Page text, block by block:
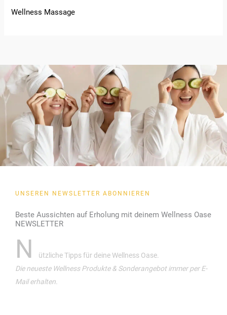
Wellness Massage
UNSEREN NEWSLETTER ABONNIEREN
Beste Aussichten auf Erholung mit deinem Wellness Oase
NEWSLETTER
N
ützliche Tipps für deine Wellness Oase.
Die neueste Wellness Produkte & Sonderangebot immer per E-
Mail erhalten.